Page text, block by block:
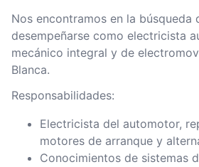
Nos encontramos en la búsqueda
desempeñarse como electricista
mecánico integral y de
Blanca.
Responsabilidades:
Electricista del automotor,
motores de arranque y
Conocimientos de sistemas